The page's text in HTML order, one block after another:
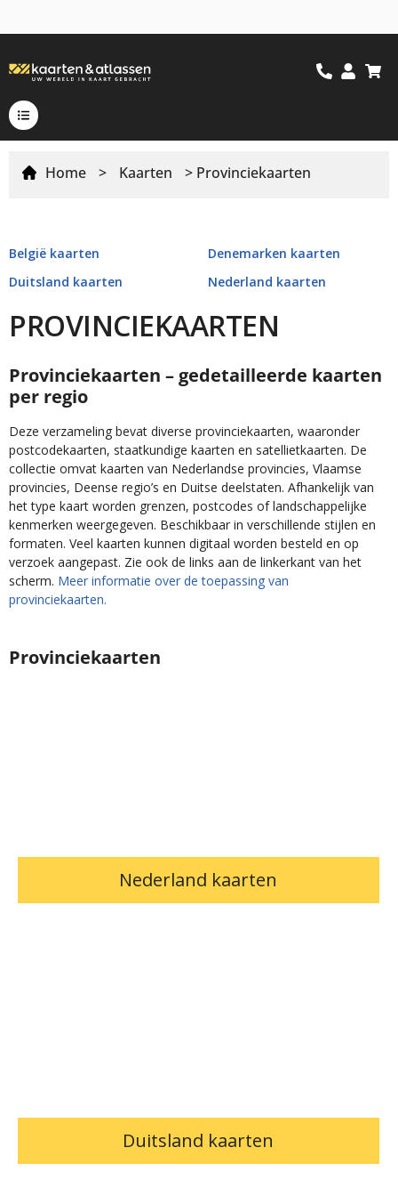
Home > Kaarten > Provinciekaarten
België kaarten
Denemarken kaarten
Duitsland kaarten
Nederland kaarten
PROVINCIEKAARTEN
Provinciekaarten – gedetailleerde kaarten
per regio
Deze verzameling bevat diverse provinciekaarten, waaronder
postcodekaarten, staatkundige kaarten en satellietkaarten. De
collectie omvat kaarten van Nederlandse provincies, Vlaamse
provincies, Deense regio’s en Duitse deelstaten. Afhankelijk van
het type kaart worden grenzen, postcodes of landschappelijke
kenmerken weergegeven. Beschikbaar in verschillende stijlen en
formaten. Veel kaarten kunnen digitaal worden besteld en op
verzoek aangepast. Zie ook de links aan de linkerkant van het
scherm. Meer informatie over de toepassing van
provinciekaarten.
Provinciekaarten
Nederland kaarten
Duitsland kaarten